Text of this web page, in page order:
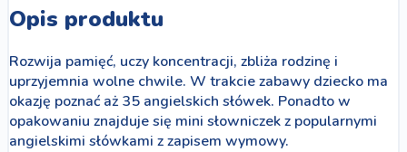
Opis produktu
Rozwija pamięć, uczy koncentracji, zbliża rodzinę i
uprzyjemnia wolne chwile. W trakcie zabawy dziecko ma
okazję poznać aż 35 angielskich słówek. Ponadto w
opakowaniu znajduje się mini słowniczek z popularnymi
angielskimi słówkami z zapisem wymowy.